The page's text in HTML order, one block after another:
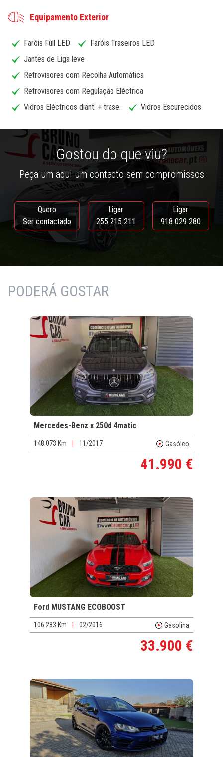
Equipamento Exterior
Faróis Full LED
Faróis Traseiros LED
Jantes de Liga leve
Retrovisores com Recolha Automática
Retrovisores com Regulação Eléctrica
Vidros Eléctricos diant. + trase.
Vidros Escurecidos
Gostou do que viu?
Peça um aqui um contacto sem compromissos
Quero
Ser contactado
Ligar
255 215 211
Ligar
918 029 280
PODERÁ GOSTAR
Mercedes-Benz x 250d 4matic
148.073 Km 11/2017 Gasóleo
41.990 €
Ford MUSTANG ECOBOOST
106.283 Km | 02/2016 Gasolina
33.900 €